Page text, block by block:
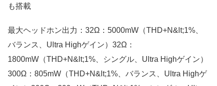
も搭載
最大ヘッドホン出力：32Ω：5000mW（THD+N&lt;1%、
バランス、Ultra Highゲイン）32Ω：
1800mW（THD+N&lt;1%、シングル、Ultra Highゲイン）
300Ω：805mW（THD+N&lt;1%、バランス、Ultra Highゲ